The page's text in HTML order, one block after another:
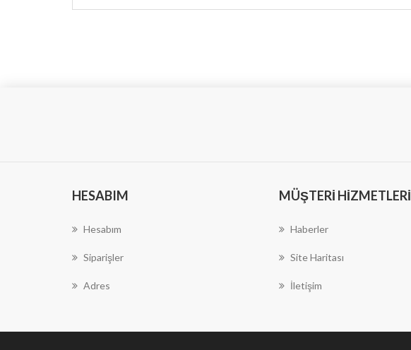
HESABIM
Hesabım
Siparişler
Adres
MÜŞTERI HIZMETLERI
Haberler
Site Haritası
İletişim